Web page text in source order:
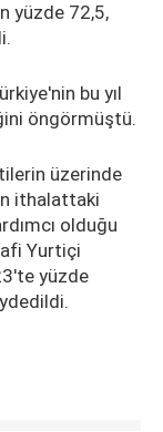
yüzde 72,5,
bu yıl
öngörmüştü.
üzerinde
ithalattaki
olduğu
Yurtiçi
yüzde